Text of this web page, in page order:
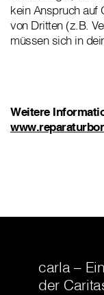
kein Anspruch auf
von Dritten (z.B.
müssen sich in
Weitere
carla –
der